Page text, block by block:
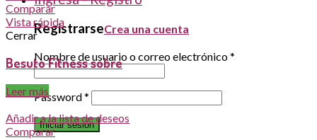
RegistrarseCrea una cuenta
Nombre de usuario o correo electrónico*
Password*
Iniciar sesión
Comparar
Vista rápida
Cerrar
Besuto Fitness sobre
Leer más
Añadir a la lista de deseos
Comparar